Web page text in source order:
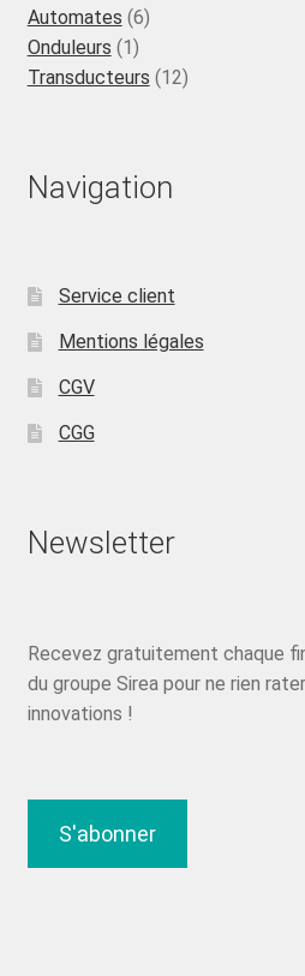
Automates 66
Onduleurs 11
produit
Transducteurs 1212
Navigation
Service client
Mentions légales
CGV
CGG
Newsletter
Recevez gratuitement chaque
du groupe Sirea pour ne rien
innovations !
S'abonner